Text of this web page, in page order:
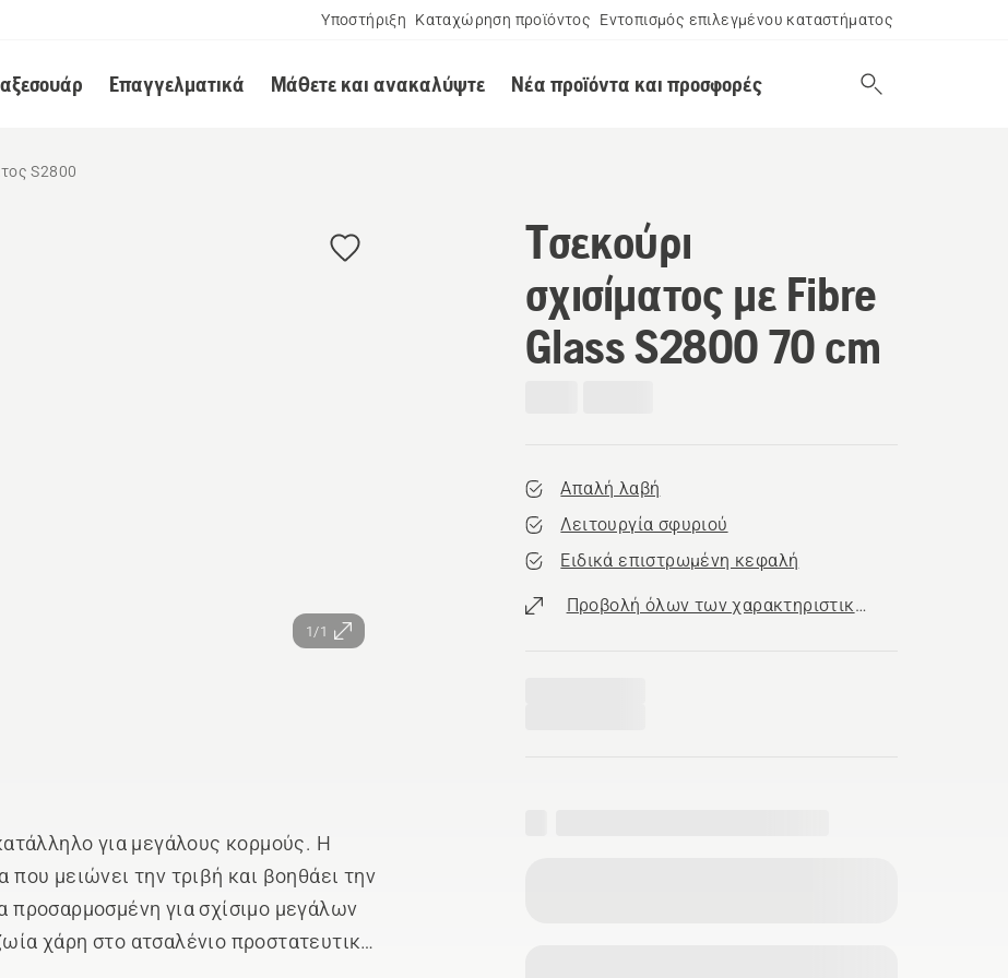
Υποστήριξη Καταχώρηση προϊόντος Εντοπισμός επιλεγμένου καταστήματος
Επαγγελματικά Μάθετε και ανακαλύψτε Νέα προϊόντα και προσφορές
S2800
1/1
Τσεκούρι
σχισίματος με Fibre
Glass S2800 70 cm
Απαλή λαβή
Λειτουργία σφυριού
Ειδικά επιστρωμένη κεφαλή
Προβολή όλων των χαρακτηριστικών
για μεγάλους κορμούς. Η
που μειώνει την τριβή και βοηθάει την
προσαρμοσμένη για σχίσιμο μεγάλων
χάρη στο ατσαλένιο προστατευτικό.